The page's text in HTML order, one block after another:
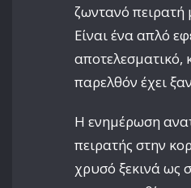
ζωντανό
Είναι ένα απλό
αποτελεσματικό,
παρελθόν έχει
Η ενημέρωση
πειρατής στην
χρυσό ξεκινά ως